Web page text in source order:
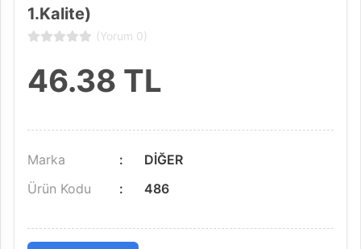
1.Kalite)
(Yorum 0)
46.38 TL
Marka
DİĞER
Ürün Kodu
486